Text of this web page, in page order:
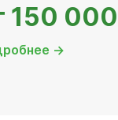
150 000
→